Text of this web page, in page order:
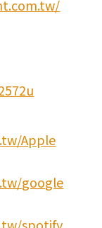
Apple
google